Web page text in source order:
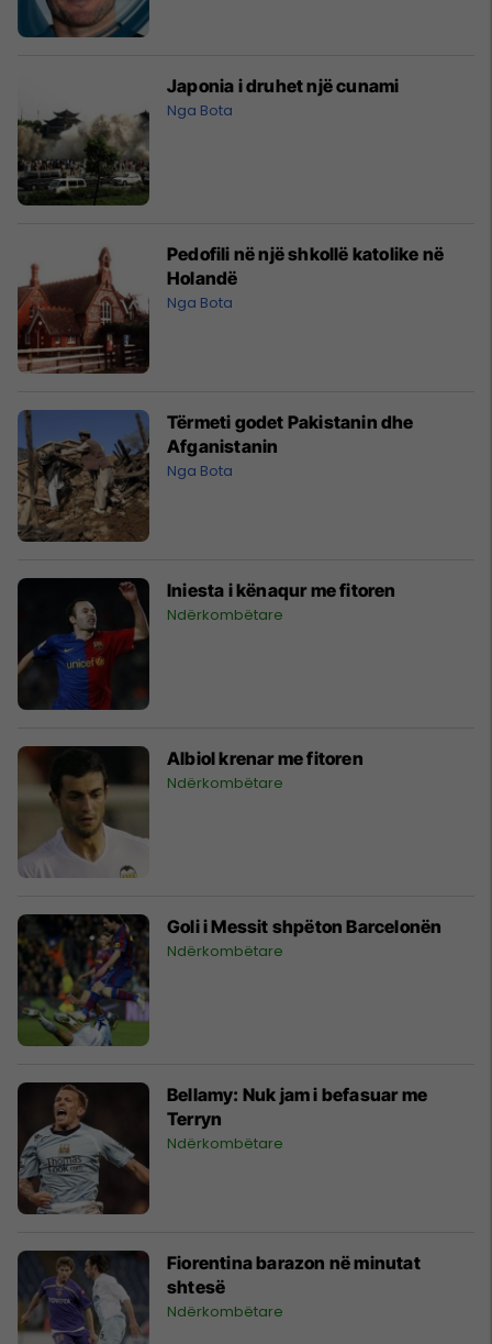
Japonia i druhet një cunami
Nga Bota
Pedofili në një shkollë katolike në
Holandë
Nga Bota
Tërmeti godet Pakistanin dhe
Afganistanin
Nga Bota
Iniesta i kënaqur me fitoren
Ndërkombëtare
Albiol krenar me fitoren
Ndërkombëtare
Goli i Messit shpëton Barcelonën
Ndërkombëtare
Bellamy: Nuk jam i befasuar me
Terryn
Ndërkombëtare
Fiorentina barazon në minutat
shtesë
Ndërkombëtare